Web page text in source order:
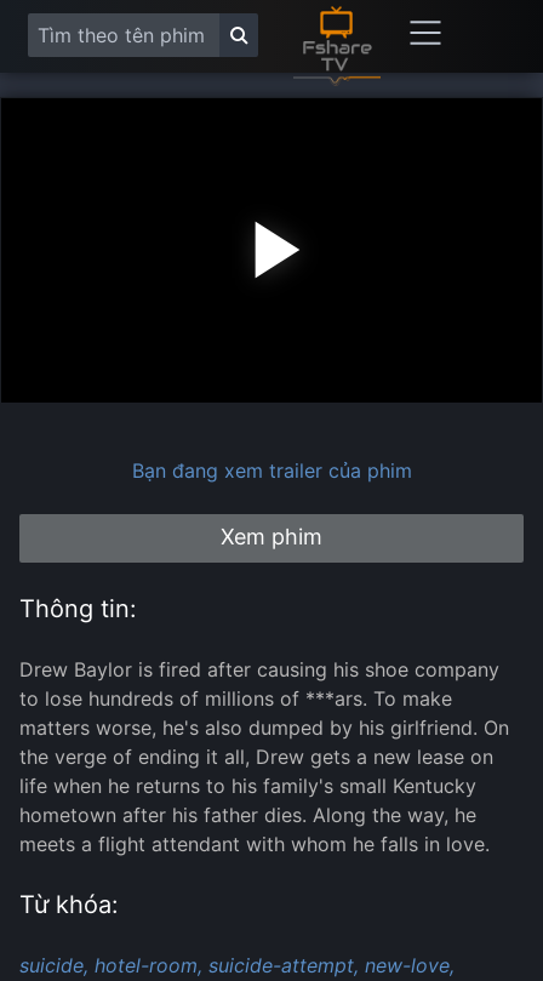
Bạn đang xem trailer của phim
Xem phim
Thông tin:
Drew Baylor is fired after causing his shoe company
to lose hundreds of millions of ***ars. To make
matters worse, he's also dumped by his girlfriend. On
the verge of ending it all, Drew gets a new lease on
life when he returns to his family's small Kentucky
hometown after his father dies. Along the way, he
meets a flight attendant with whom he falls in love.
Từ khóa:
suicide, hotel-room, suicide-attempt, new-love,